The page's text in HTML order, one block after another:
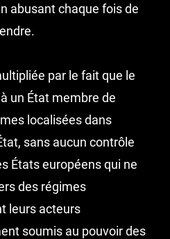
abusant chaque fois de
par le fait que le
un État membre de
localisées dans
sans aucun contrôle
États européens qui ne
des régimes
leurs acteurs
soumis au pouvoir des